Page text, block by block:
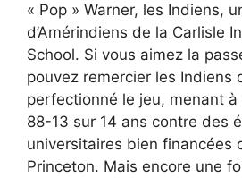
« Pop » Warner, les Indiens,
d’Amérindiens de la Carlisle
School. Si vous aimez la
pouvez remercier les Indiens
perfectionné le jeu, menant
88-13 sur 14 ans contre des
universitaires bien financées
Princeton. Mais encore une